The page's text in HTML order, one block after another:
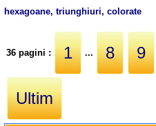
hexagoane, triunghiuri, colorate
36 pagini : 1 ... 8 9
Ultim